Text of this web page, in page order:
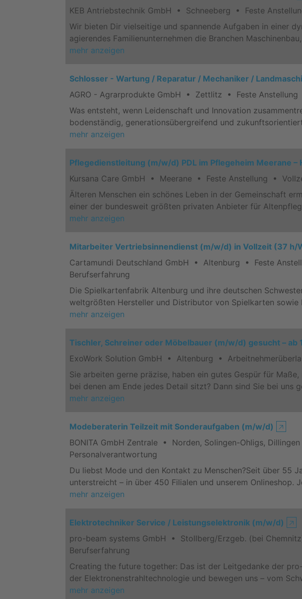
KEB Antriebstechnik GmbH • Schneeberg • Feste
Wir bieten Dir vielseitige und spannende Aufgaben in einer
agierendes Familienunternehmen die Branchen
mehr anzeigen
Schlosser - Wartung / Reparatur / Mechaniker /
AGRO - Agrarprodukte GmbH • Zettlitz • Feste
Was entsteht, wenn Leidenschaft und Innovation
bodenständig, generationsübergreifend und
mehr anzeigen
Pflegedienstleitung (m/w/d) PDL im Pflegeheim Meerane –
Kursana Care GmbH • Meerane • Feste Anstellung •
Älteren Menschen ein schönes Leben in der Gemeinschaft
einer der bundesweit größten privaten Anbieter für
mehr anzeigen
Mitarbeiter Vertriebsinnendienst (m/w/d) in Vollzeit (37 h/
Cartamundi Deutschland GmbH • Altenburg • Feste
Berufserfahrung
Die Spielkartenfabrik Altenburg und ihre deutschen
weltgrößten Hersteller und Distributor von Spielkarten
mehr anzeigen
Tischler, Schreiner oder Möbelbauer (m/w/d) gesucht – ab
ExoWork Solution GmbH • Altenburg •
Sie arbeiten gerne präzise, haben ein gutes Gespür für
bei denen am Ende jedes Detail sitzt? Dann sind Sie bei
mehr anzeigen
Modeberaterin Teilzeit mit Sonderaufgaben (m/w/d)
🡥
BONITA GmbH Zentrale • Norden, Solingen-Ohligs,
Personalverantwortung
Du liebst Mode und den Kontakt zu Menschen?Seit über 55
unterstreicht – in über 450 Filialen und unserem
mehr anzeigen
Elektrotechniker Service / Leistungselektronik (m/w/d)
🡥
pro-beam systems GmbH • Stollberg/Erzgeb. (bei
Berufserfahrung
Creating the future together: Das ist der Leitgedanke der
der Elektronenstrahltechnologie und bewegen uns – vom
mehr anzeigen